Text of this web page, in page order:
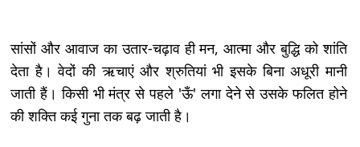
सांसों और आवाज का उतार-चढ़ाव ही मन, आत्मा और बुद्धि को शांति
देता है। वेदों की ऋचाएं और श्रुतियां भी इसके बिना अधूरी मानी
जाती हैं। किसी भी मंत्र से पहले 'ऊँ' लगा देने से उसके फलित होने
की शक्ति कई गुना तक बढ़ जाती है।